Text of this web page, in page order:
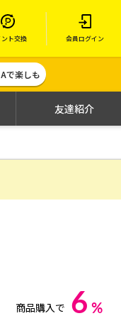
ント交換 会員ログイン
で楽しも
友達紹介
商品購入で 6 %